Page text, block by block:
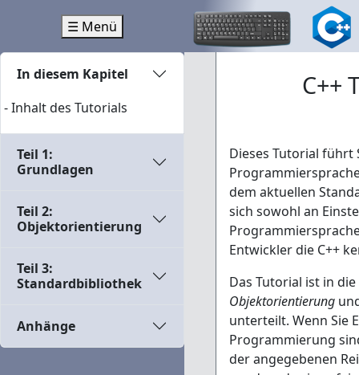
☰ Menü
In diesem Kapitel
- Inhalt des Tutorials
Teil 1:
Grundlagen
Teil 2:
Objektorientierung
Teil 3:
Standardbibliothek
Anhänge
C++
Dieses Tutorial
dem aktuellen
sich sowohl an
Entwickler die C++
Das Tutorial ist in
Objektorientierung
unterteilt. Wenn Sie
Programmierung
der angegebenen